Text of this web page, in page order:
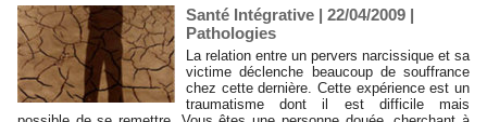
Santé Intégrative | 22/04/2009 |
Pathologies
La relation entre un pervers narcissique et sa
victime déclenche beaucoup de souffrance
chez cette dernière. Cette expérience est un
traumatisme dont il est difficile mais